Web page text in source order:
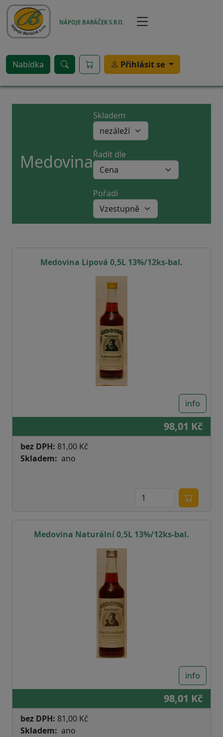
Přejít k hlavnímu obsahu
NÁPOJE BARÁČEK S.R.O.
Nabídka Přihlásit se
Medovina
Skladem
Řadit dle
Pořadí
Medovina Lipová 0,5L 13%/12ks-bal.
info
98,01 Kč
bez DPH: 81,00 Kč
Skladem
ano
Medovina Naturální 0,5L 13%/12ks-bal.
info
98,01 Kč
bez DPH: 81,00 Kč
Skladem
ano